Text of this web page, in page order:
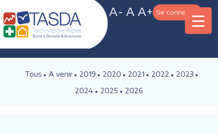
A- A A+ Se connecter
Tous A venir 2019 2020 2021 2022
2023
2024
2025 2026